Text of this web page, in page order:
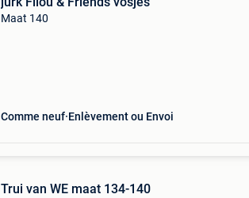
Maat 140
Comme neuf Enlèvement ou Envoi
Trui van WE maat 134-140